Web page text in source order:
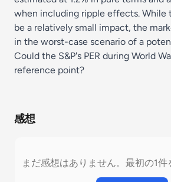
when including ripple effects. While
be a relatively small impact, the
in the worst-case scenario of a
Could the S&P's PER during World
reference point?
感想
まだ感想はありません。最初の1件